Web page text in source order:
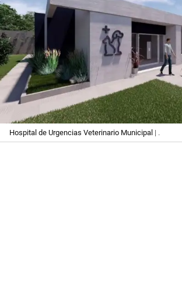
Hospital de Urgencias Veterinario Municipal | .